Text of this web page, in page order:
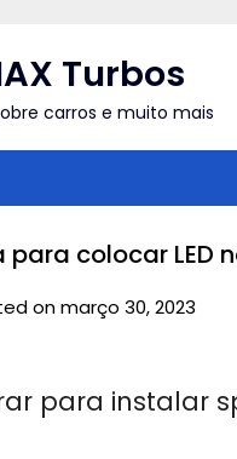
Turbos
carros e muito mais
colocar LED
on março 30, 2023
para instalar